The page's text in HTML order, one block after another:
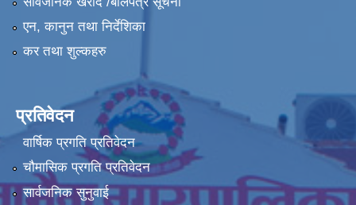
एन, कानुन तथा निर्देशिका
कर तथा शुल्कहरु
प्रतिवेदन
वार्षिक प्रगति प्रतिवेदन
चौमासिक प्रगति प्रतिवेदन
सार्वजनिक सुनुवाई